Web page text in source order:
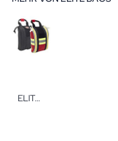
ELITE BAGS COMPACT'S Rettungsdienstholster leer Rettungsholster von Elite-Bags für den Gürtel